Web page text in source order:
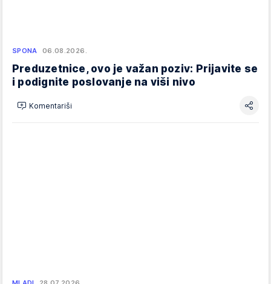
SPONA 06.08.2026.
Preduzetnice, ovo je važan poziv: Prijavite se
i podignite poslovanje na viši nivo
Komentariši